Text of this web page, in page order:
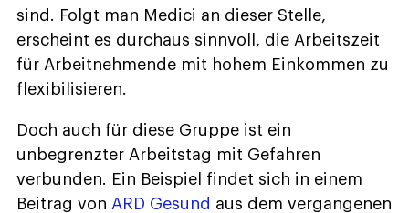
sind. Folgt man Medici an dieser Stelle,
erscheint es durchaus sinnvoll, die Arbeitszeit
für Arbeitnehmende mit hohem Einkommen zu
flexibilisieren.
Doch auch für diese Gruppe ist ein
unbegrenzter Arbeitstag mit Gefahren
verbunden. Ein Beispiel findet sich in einem
Beitrag von ARD Gesund aus dem vergangenen